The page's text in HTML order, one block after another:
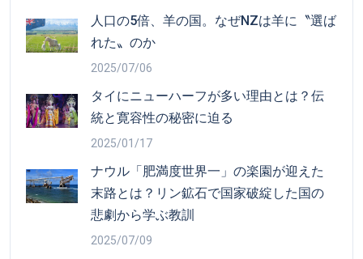
人口の5倍、羊の国。なぜNZは羊に〝選ば
れた〟のか
2025/07/06
タイにニューハーフが多い理由とは？伝
統と寛容性の秘密に迫る
2025/01/17
ナウル「肥満度世界一」の楽園が迎えた
末路とは？リン鉱石で国家破綻した国の
悲劇から学ぶ教訓
2025/07/09